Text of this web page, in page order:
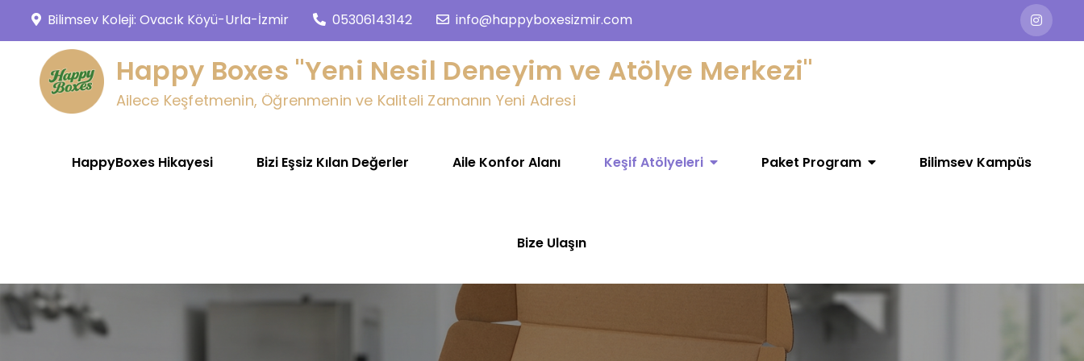
content
Bilimsev Koleji: Ovacık Köyü-Urla-İzmir 05306143142 info@happyboxesizmir.com
Happy Boxes "Yeni Nesil Deneyim ve Atölye Merkezi"
Ailece Keşfetmenin, Öğrenmenin ve Kaliteli Zamanın Yeni Adresi
HappyBoxes Hikayesi Bizi Eşsiz Kılan Değerler Aile Konfor Alanı Keşif Atölyeleri Paket Program Bilimsev Kampüs
Bize Ulaşın